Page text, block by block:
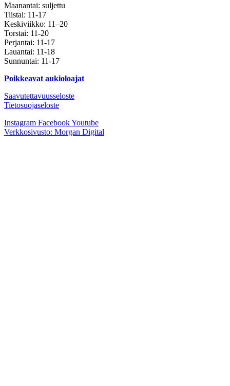
Maanantai: suljettu
Tiistai: 11-17
Keskiviikko: 11–20
Torstai: 11-20
Perjantai: 11-17
Lauantai: 11-18
Sunnuntai: 11-17
Poikkeavat aukioloajat
Saavutettavuusseloste
Tietosuojaseloste
Instagram FacebookYoutube
Verkkosivusto: Morgan Digital